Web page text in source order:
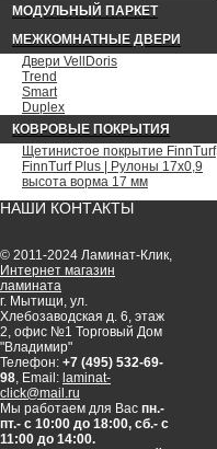
МОДУЛЬНЫЙ ПАРКЕТ
МЕЖКОМНАТНЫЕ ДВЕРИ
Двери VellDoris
Trend
Smart
Duplex
КОВРОВЫЕ ПОКРЫТИЯ
Щетинистое покрытие FinnTurf
FinnTurf Plus | Рулоны 17х0,9
высота ворма 17 мм
НАШИ КОНТАКТЫ
© 2011-2024 Ламинат-Клик,
Интернет магазин
ламината
г. Мытищи, ул.
Хлебозаводская д. 6, этаж
2, офис №1 Торговый Дом
"Владимир"
Телефон: +7 (495) 532-69-
98, Email: laminat-
click@mail.ru
Мы работаем для Вас пн.-
пт.- с 10:00 до 18:00, сб.- с
11:00 до 14:00.